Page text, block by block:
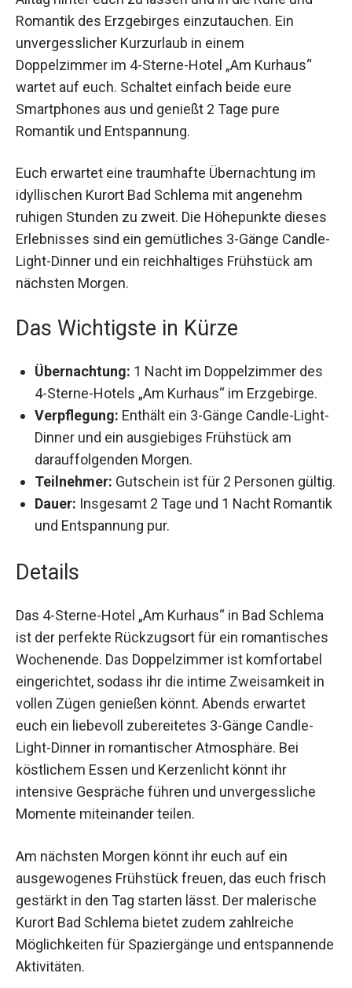
Romantik des Erzgebirges einzutauchen. Ein
unvergesslicher Kurzurlaub in einem
Doppelzimmer im 4-Sterne-Hotel „Am Kurhaus“
wartet auf euch. Schaltet einfach beide eure
Smartphones aus und genießt 2 Tage pure
Romantik und Entspannung.
Euch erwartet eine traumhafte Übernachtung im
idyllischen Kurort Bad Schlema mit angenehm
ruhigen Stunden zu zweit. Die Höhepunkte
dieses Erlebnisses sind ein gemütliches 3-Gänge
Candle-Light-Dinner und ein reichhaltiges
Frühstück am nächsten Morgen.
Das Wichtigste in Kürze
Übernachtung:
1 Nacht im Doppelzimmer des
4-Sterne-Hotels „Am Kurhaus“ im Erzgebirge.
Verpflegung:
Enthält ein 3-Gänge Candle-
Light-Dinner und ein ausgiebiges Frühstück
am darauffolgenden Morgen.
Teilnehmer:
Gutschein ist für 2 Personen
gültig.
Dauer:
Insgesamt 2 Tage und 1 Nacht
Details
Das 4-Sterne-Hotel „Am Kurhaus“ in Bad Schlema
ist der perfekte Rückzugsort für ein
romantisches Wochenende. Das Doppelzimmer
ist komfortabel eingerichtet, sodass ihr die intime
Zweisamkeit in vollen Zügen genießen könnt.
Abends erwartet euch ein liebevoll zubereitetes
3-Gänge Candle-Light-Dinner in romantischer
Atmosphäre. Bei köstlichem Essen und
Kerzenlicht könnt ihr intensive Gespräche führen
Am nächsten Morgen könnt ihr euch auf ein
ausgewogenes Frühstück freuen, das euch
frisch gestärkt in den Tag starten lässt. Der
malerische Kurort Bad Schlema bietet zudem
zahlreiche Möglichkeiten für Spaziergänge und